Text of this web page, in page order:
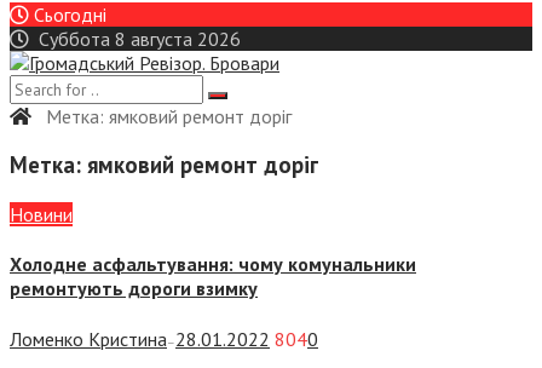
Сьогодні
Суббота 8 августа 2026
Метка: ямковий ремонт доріг
Метка: ямковий ремонт доріг
Новини
Холодне асфальтування: чому комунальники
ремонтують дороги взимку
Ломенко Кристина — 28.01.2022 8040